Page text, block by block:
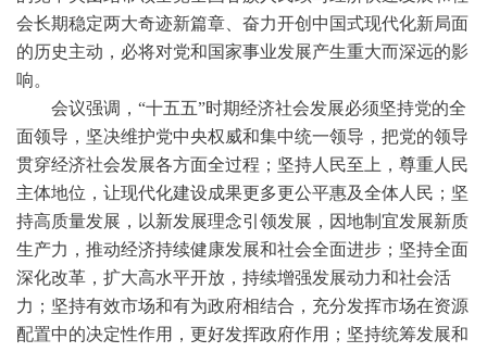
会长期稳定两大奇迹新篇章、奋力开创中国式现代化新局面
的历史主动，必将对党和国家事业发展产生重大而深远的影
响。
会议强调，“十五五”时期经济社会发展必须坚持党的全
面领导，坚决维护党中央权威和集中统一领导，把党的领导
贯穿经济社会发展各方面全过程；坚持人民至上，尊重人民
主体地位，让现代化建设成果更多更公平惠及全体人民；坚
持高质量发展，以新发展理念引领发展，因地制宜发展新质
生产力，推动经济持续健康发展和社会全面进步；坚持全面
深化改革，扩大高水平开放，持续增强发展动力和社会活
力；坚持有效市场和有为政府相结合，充分发挥市场在资源
配置中的决定性作用，更好发挥政府作用；坚持统筹发展和